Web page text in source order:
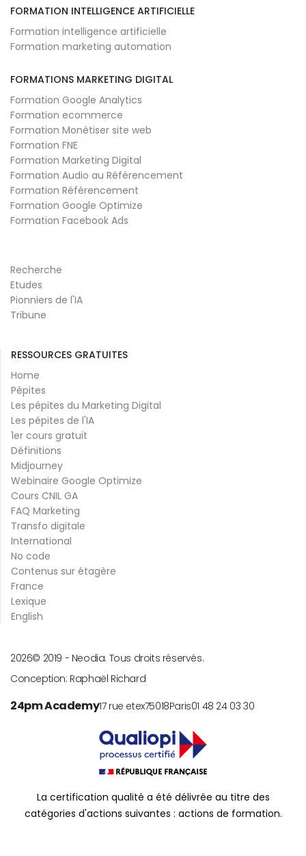
FORMATION INTELLIGENCE ARTIFICIELLE
Formation intelligence artificielle
Formation marketing automation
FORMATIONS MARKETING DIGITAL
Formation Google Analytics
Formation ecommerce
Formation Monétiser site web
Formation FNE
Formation Marketing Digital
Formation Audio au Référencement
Formation Référencement
Formation Google Optimize
Formation Facebook Ads
Recherche
Etudes
Pionniers de l'IA
Tribune
RESSOURCES GRATUITES
Home
Pépites
Les pépites du Marketing Digital
Les pépites de l'IA
1er cours gratuit
Définitions
Midjourney
Webinaire Google Optimize
Cours CNIL GA
FAQ Marketing
Transfo digitale
International
No code
Contenus sur étagère
France
Lexique
English
© 2019 -
2026
Neodia. Tous droits réservés.
Conception: Raphaël Richard
24pm Academy17 rue etex75018Paris01 48 24 03 30
La certification qualité a été délivrée au titre des
catégories d'actions suivantes : actions de formation.